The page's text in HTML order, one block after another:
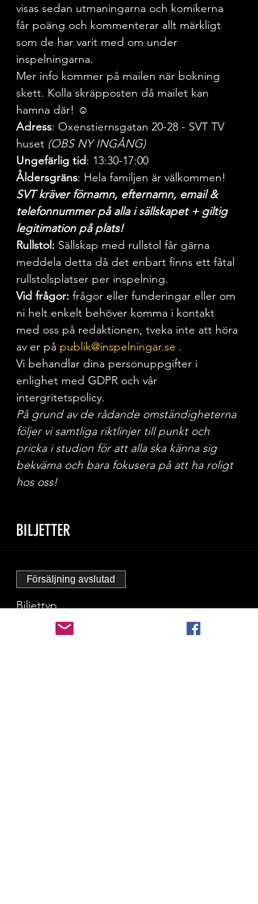
visas sedan utmaningarna och komikerna
får poäng och kommenterar allt märkligt
som de har varit med om under
inspelningarna.
Mer info kommer på mailen när bokning
skett. Kolla skräpposten då mailet kan
hamna där! ☺️
Adress: Oxenstiernsgatan 20-28 - SVT TV
huset (OBS NY INGÅNG)
Ungefärlig tid: 13:30-17:00
Åldersgräns: Hela familjen är välkommen!
SVT kräver förnamn, efternamn, email &
telefonnummer på alla i sällskapet + giltig
legitimation på plats!
Rullstol: Sällskap med rullstol får gärna
meddela detta då det enbart finns ett fåtal
rullstolsplatser per inspelning.
Vid frågor: frågor eller funderingar eller om
ni helt enkelt behöver komma i kontakt
med oss på redaktionen, tveka inte att höra
av er på publik@inspelningar.se .
Vi behandlar dina personuppgifter i
enlighet med GDPR och vår
intergritetspolicy.
På grund av de rådande omständigheterna
följer vi samtliga riktlinjer till punkt och
pricka i studion för att alla ska känna sig
bekväma och bara fokusera på att ha roligt
hos oss!
BILJETTER
Försäljning avslutad
Biljettyp
Ordinare publikbiljett